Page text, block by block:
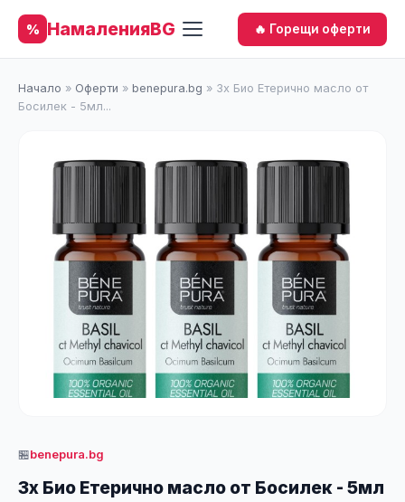
% НамаленияBG 🔥 Горещи оферти
Начало » Оферти » benepura.bg » 3x Био Етерично масло от
Босилек - 5мл...
🏪benepura.bg
3x Био Етерично масло от Босилек - 5мл